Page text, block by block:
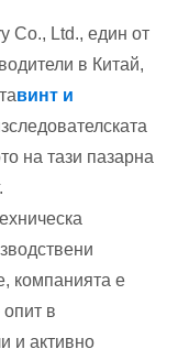
Co., Ltd., един от
в Китай,
винт и
на тази пазарна
компанията е
опит в
и активно